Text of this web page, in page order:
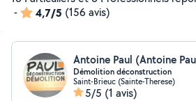
-
4,7/5 (156 avis)
Antoine Paul (Antoine
Démolition déconstruction
Saint-Brieuc (Sainte-Therese)
5/5 (1 avis)